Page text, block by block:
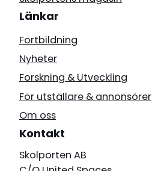
Länkar
Fortbildning
Nyheter
Forskning & Utveckling
För utställare & annonsörer
Om oss
Kontakt
Skolporten AB